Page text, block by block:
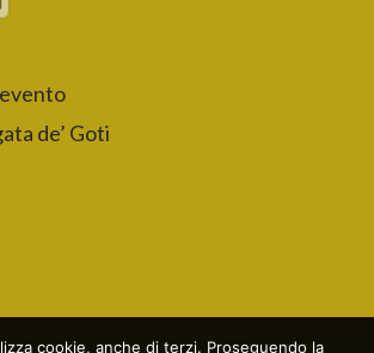
de’ Goti
cookie, anche di terzi. Proseguendo la